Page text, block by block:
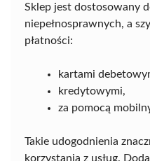
Sklep jest dostosowany
niepełnosprawnych, a
płatności:
kartami
kredytowymi,
za pomocą
Takie udogodnienia
korzystania z usług.